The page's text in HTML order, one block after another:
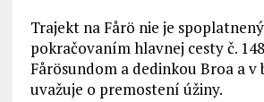
Trajekt na Fårö nie je
pokračovaním hlavnej cesty č.
Fårösundom a dedinkou Broa a v
uvažuje o premostení úžiny.